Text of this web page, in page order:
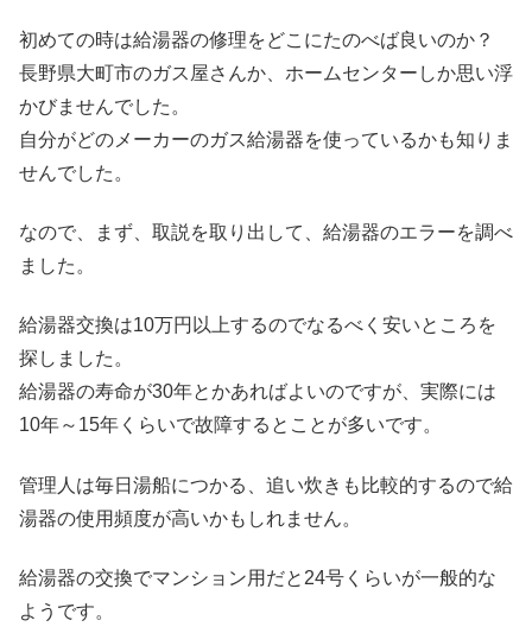
初めての時は給湯器の修理をどこにたのべば良いのか？
長野県大町市のガス屋さんか、ホームセンターしか思い浮
かびませんでした。
自分がどのメーカーのガス給湯器を使っているかも知りま
せんでした。
なので、まず、取説を取り出して、給湯器のエラーを調べ
ました。
給湯器交換は10万円以上するのでなるべく安いところを
探しました。
給湯器の寿命が30年とかあればよいのですが、実際には
10年～15年くらいで故障するとことが多いです。
管理人は毎日湯船につかる、追い炊きも比較的するので給
湯器の使用頻度が高いかもしれません。
給湯器の交換でマンション用だと24号くらいが一般的な
ようです。